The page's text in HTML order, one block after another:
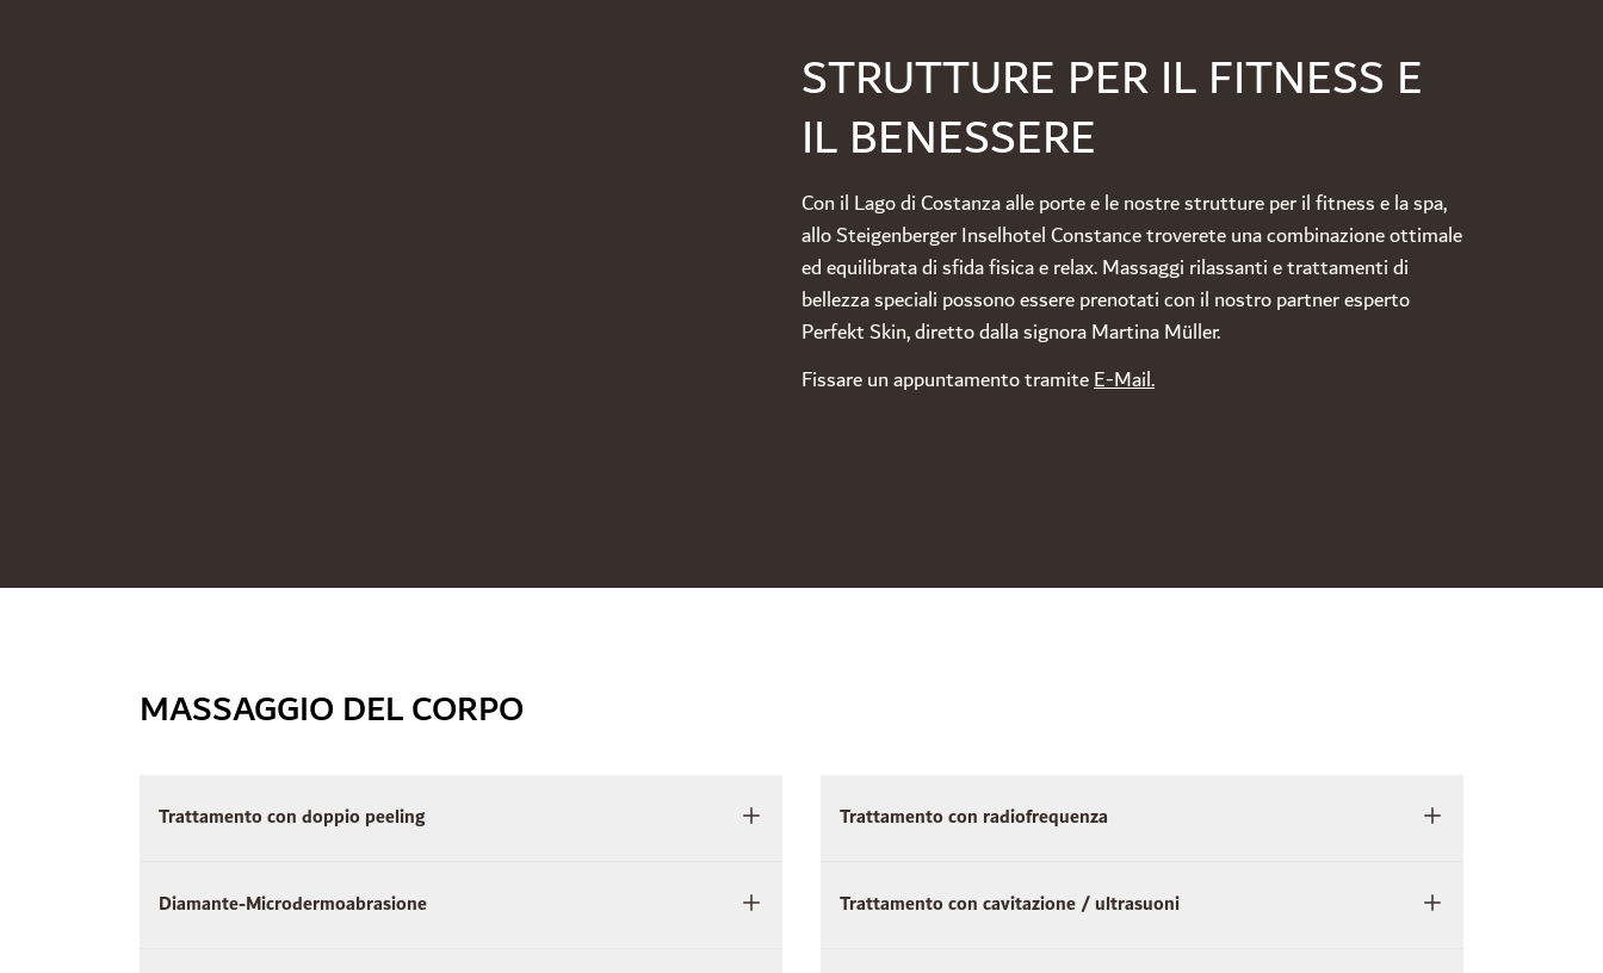
STRUTTURE PER IL FITNESS E
IL BENESSERE
Con il Lago di Costanza alle porte e le nostre strutture per il fitness e la spa,
allo Steigenberger Inselhotel Constance troverete una combinazione ottimale
ed equilibrata di sfida fisica e relax. Massaggi rilassanti e trattamenti di
bellezza speciali possono essere prenotati con il nostro partner esperto
Perfekt Skin, diretto dalla signora Martina Müller.
Fissare un appuntamento tramiteE-Mail.
MASSAGGIO DEL CORPO
Trattamento con doppio peeling
Diamante-Microdermoabrasione
Trattamento con radiofrequenza
Trattamento con cavitazione / ultrasuoni